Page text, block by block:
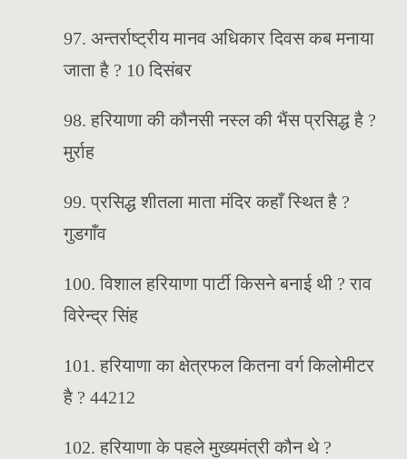
97. अन्तर्राष्ट्रीय मानव अधिकार दिवस कब मनाया
जाता है ? 10 दिसंबर
98. हरियाणा की कौनसी नस्ल की भैंस प्रसिद्ध है ?
मुर्राह
99. प्रसिद्ध शीतला माता मंदिर कहाँ स्थित है ?
गुडगाँव
100. विशाल हरियाणा पार्टी किसने बनाई थी ? राव
विरेन्द्र सिंह
101. हरियाणा का क्षेत्रफल कितना वर्ग किलोमीटर
है ? 44212
102. हरियाणा के पहले मुख्यमंत्री कौन थे ?